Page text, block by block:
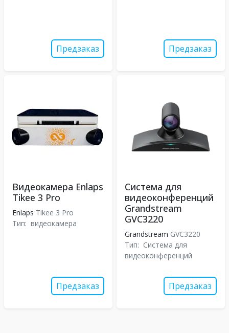
Предзаказ Предзаказ
Видеокамера Enlaps
Tikee 3 Pro
Enlaps Tikee 3 Pro
Тип: видеокамера
Предзаказ
Система для
видеоконференций
Grandstream
GVC3220
Grandstream GVC3220
Тип: Система для
видеоконференций
Предзаказ